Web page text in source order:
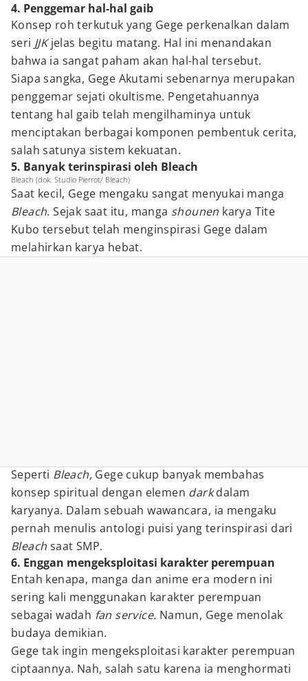
4. Penggemar hal-hal gaib
Konsep roh terkutuk yang Gege perkenalkan dalam
seri JJKjelas begitu matang. Hal ini menandakan
bahwa ia sangat paham akan hal-hal tersebut.
Siapa sangka, Gege Akutami sebenarnya merupakan
penggemar sejati okultisme. Pengetahuannya
tentang hal gaib telah mengilhaminya untuk
menciptakan berbagai komponen pembentuk cerita,
salah satunya sistem kekuatan.
5. Banyak terinspirasi oleh Bleach
Bleach (dok. Studio Pierrot/ Bleach)
Saat kecil, Gege mengaku sangat menyukai manga
Bleach. Sejak saat itu, manga shounen karya Tite
Kubo tersebut telah menginspirasi Gege dalam
melahirkan karya hebat.
Seperti Bleach, Gege cukup banyak membahas
konsep spiritual dengan elemen darkdalam
karyanya. Dalam sebuah wawancara, ia mengaku
pernah menulis antologi puisi yang terinspirasi dari
Bleach saat SMP.
6. Enggan mengeksploitasi karakter perempuan
Entah kenapa, manga dan anime era modern ini
sering kali menggunakan karakter perempuan
sebagai wadah fan service. Namun, Gege menolak
budaya demikian.
Gege tak ingin mengeksploitasi karakter perempuan
ciptaannya. Nah, salah satu karena ia menghormati